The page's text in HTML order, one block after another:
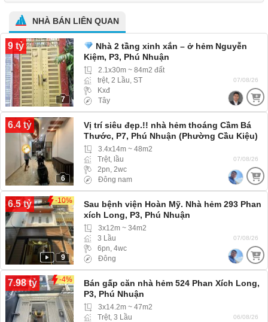
NHÀ BÁN LIÊN QUAN
9 tỷ
7
Nhà 2 tầng xinh xắn – ở hẻm Nguyễn
Kiệm, P3, Phú Nhuận
2.1x30m ~ 84m2 đất
trệt, 2 Lầu, ST
Kxđ
Tây
07/08/26
6.4 tỷ
6
Vị trí siêu đẹp.!! nhà hẻm thoáng Cầm Bá
Thước, P7, Phú Nhuận (Phường Cầu Kiệu)
hẻm 3m ba gác ra vào
3.4x14m ~ 48m2
Trệt, lầu
2pn, 2wc
Đông nam
07/08/26
6.5 tỷ -10%
9
Sau bệnh viện Hoàn Mỹ. Nhà hẻm 293 Phan
xích Long, P3, Phú Nhuận
3x12m ~ 34m2
3 Lầu
6pn, 4wc
Đông
07/08/26
7.98 tỷ -4%
Bán gấp căn nhà hẻm 524 Phan Xích Long,
P3, Phú Nhuận
3x14.2m ~ 47m2
Trệt, 3 Lầu
06/08/26